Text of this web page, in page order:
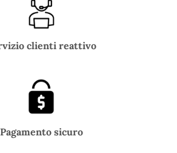
clienti reattivo
Pagamento sicuro